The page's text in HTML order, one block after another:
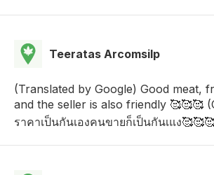
Teeratas Arcomsilp
(Translated by Google) Good meat,
and the seller is also friendly 🥰🥰🥰
ราคาเป็นกันเองคนขายก็เป็นกันเแง